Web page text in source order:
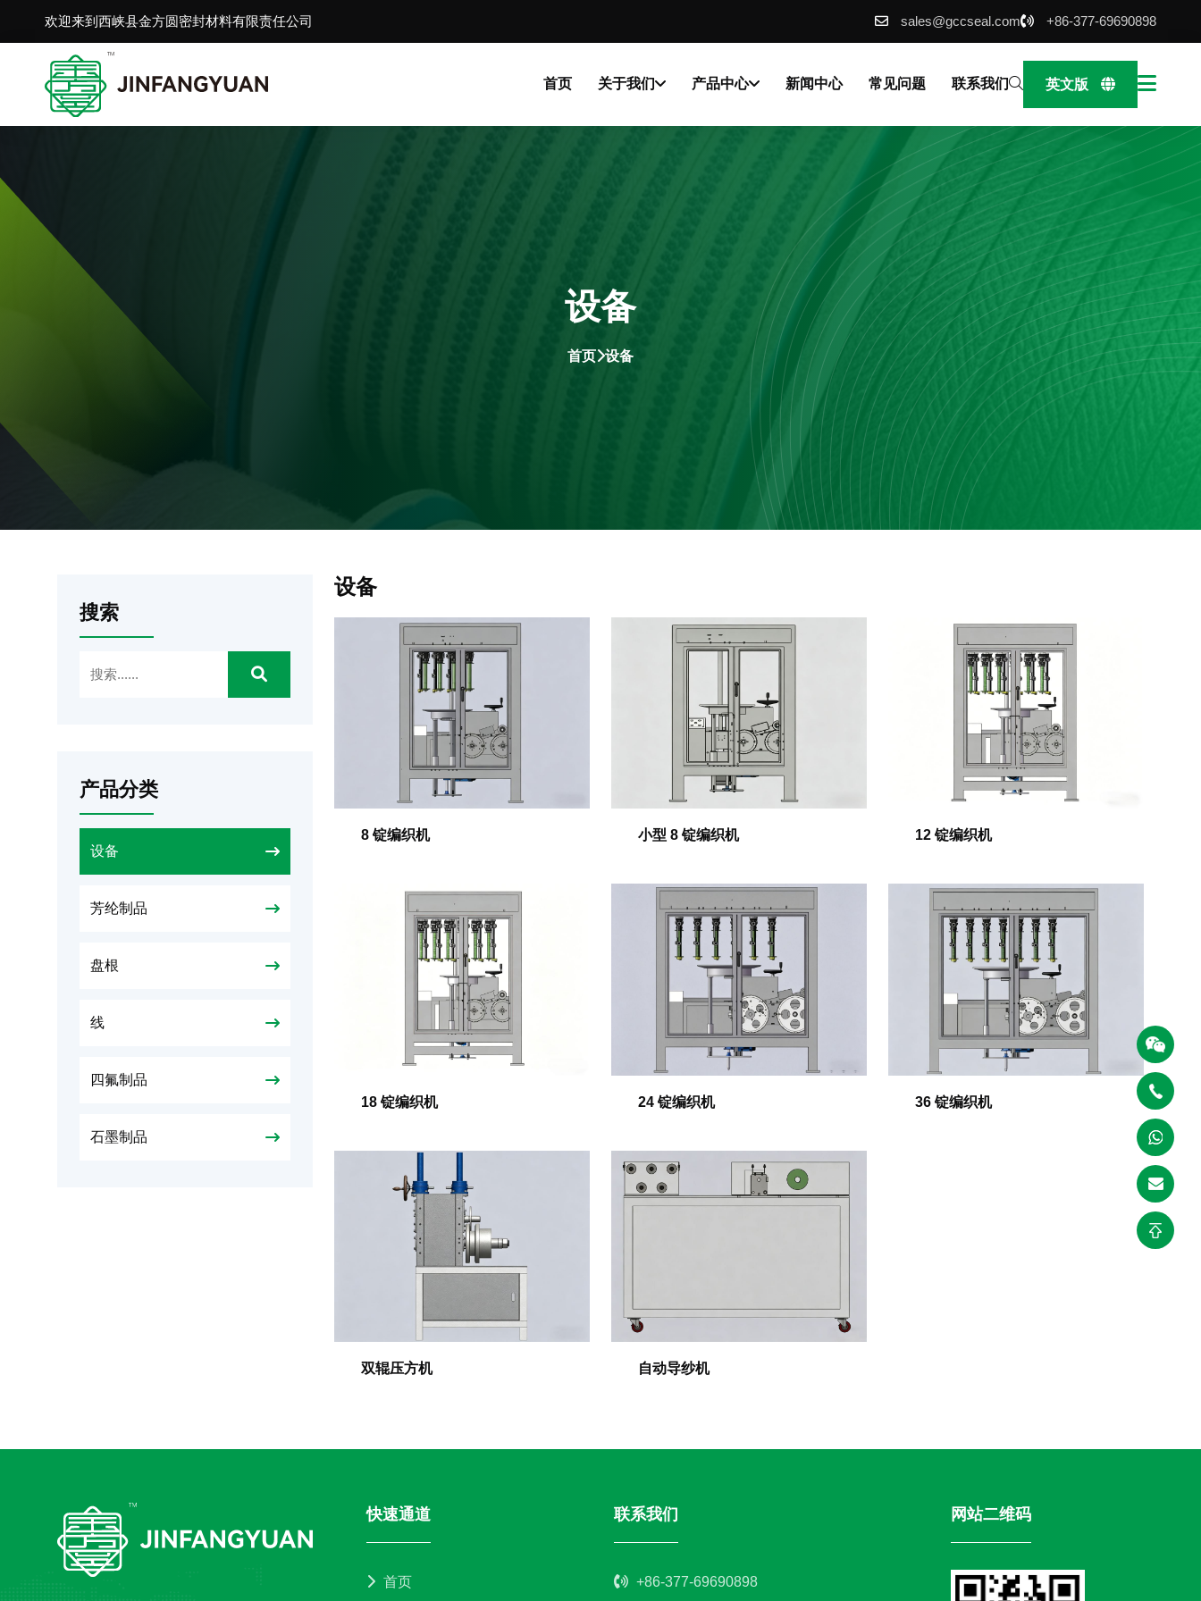
欢迎来到西峡县金方圆密封材料有限责任公司 sales@gccseal.com +86-377-69690898
首页 关于我们 产品中心 新闻中心 常见问题 联系我们 英文版
设备
首页 设备
搜索
产品分类
设备
芳纶制品
盘根
线
四氟制品
石墨制品
设备
8 锭编织机 小型 8 锭编织机 12 锭编织机
18 锭编织机 24 锭编织机 36 锭编织机
双辊压方机 自动导纱机
快速通道
首页
联系我们
+86-377-69690898
网站二维码